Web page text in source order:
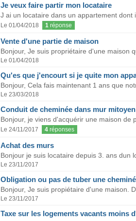
Je veux faire partir mon locataire
J ai un locataire dans un appartement dont
Le 01/04/2018 1réponse
Vente d'une partie de maison
Bonjour, Je suis propriétaire d'une maison
Le 01/04/2018
Qu'es que j'encourt si je quite mon
Bonjour, Cela fais maintenant 1 ans que
Le 23/03/2018
Conduit de cheminée dans mur mitoyen
Bonjour, je viens d'acquérir une maison de
Le 24/11/2017 4réponses
Achat des murs
Bonjour je suis locataire depuis 3. ans dun
Le 23/11/2017
Obligation ou pas de tuber une
Bonjour, Je suis propiétaire d'une maison.
Le 23/11/2017
Taxe sur les logements vacants moins